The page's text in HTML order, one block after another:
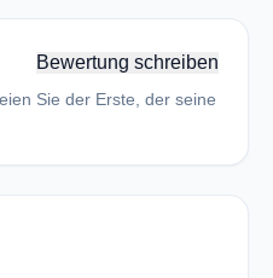
Bewertung schreiben
Sie der Erste, der seine